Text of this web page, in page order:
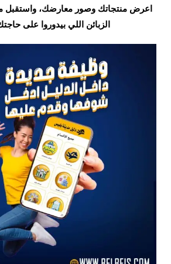
اعرض منتجاتك وصور معارضك، واستقبل
الزبائن اللي بيدوروا على